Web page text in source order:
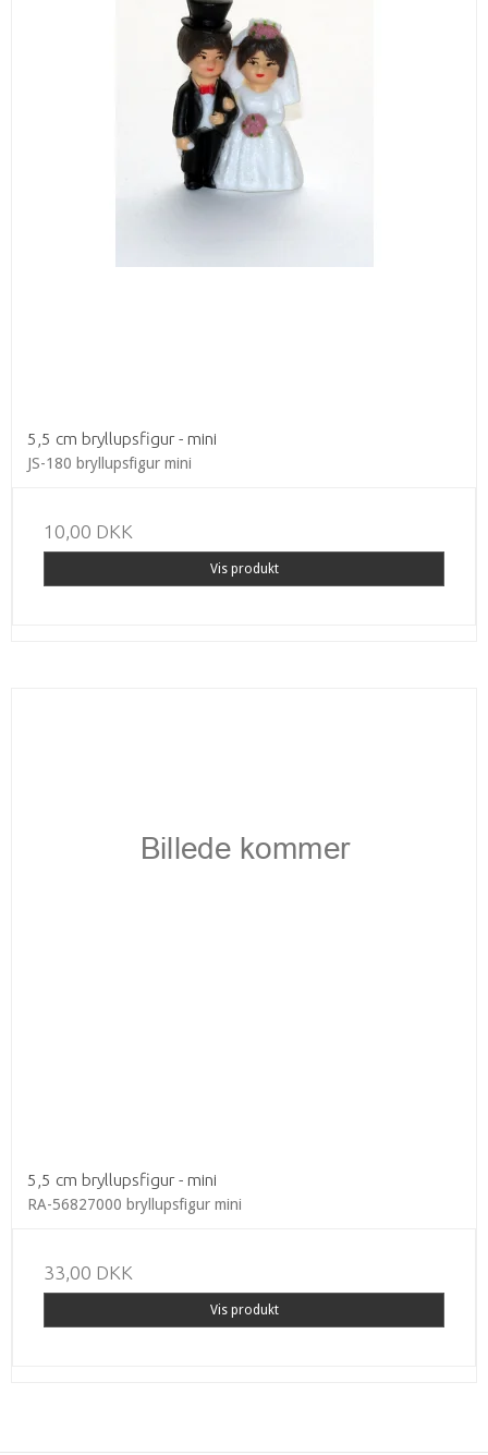
5,5 cm bryllupsfigur - mini
JS-180 bryllupsfigur mini
10,00 DKK
Vis produkt
5,5 cm bryllupsfigur - mini
RA-56827000 bryllupsfigur mini
33,00 DKK
Vis produkt